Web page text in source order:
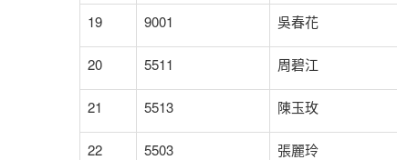
19 9001 吳春花
20 5511 周碧江
21 5513 陳玉玫
22 5503 張麗玲